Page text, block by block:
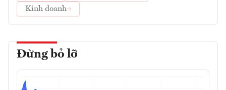
Kinh doanh
Đừng bỏ lỡ